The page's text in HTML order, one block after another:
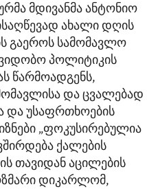
მდივანმა ანტონიო
ახალი დღის
გაეროს სამომავლო
პოლიტიკის
წარმოადგენს,
და ცვალებად
და უსაფრთხოების
„ფოკუსირებულია
ქალების
თავიდან აცილების
დიკარლომ,